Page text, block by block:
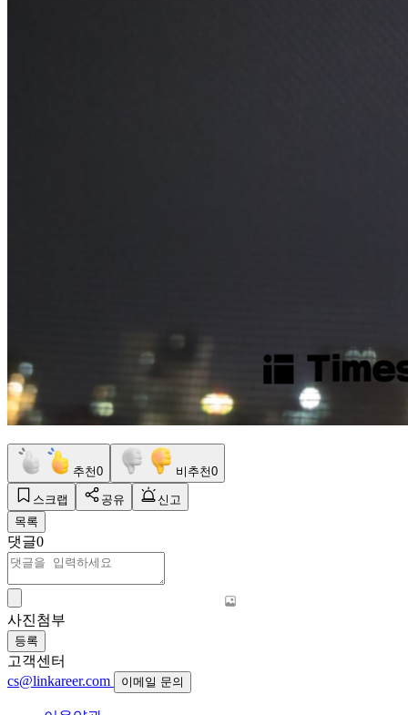
추천0 비추천0
스크랩 공유
신고
목록
댓글0
사진첨부
등록
고객센터
cs@linkareer.com
이메일 문의